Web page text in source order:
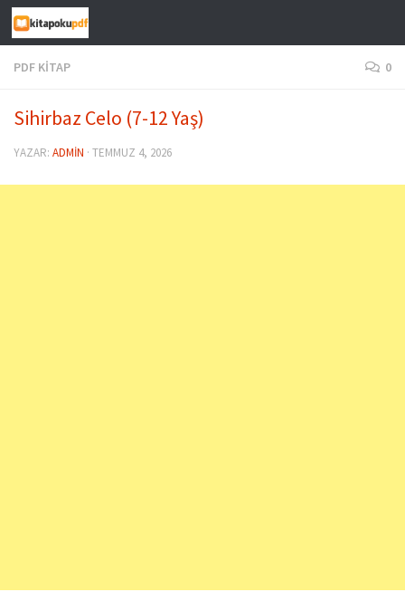
Skip to content
PDF KITAP 0
Sihirbaz Celo (7-12 Yaş)
YAZAR: ADMIN · TEMMUZ 4, 2026